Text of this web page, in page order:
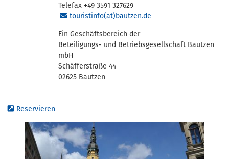
Telefax +49 3591 327629
touristinfo(at)bautzen.de
Ein Geschäftsbereich der
Beteiligungs- und Betriebsgesellschaft Bautzen
mbH
Schäfferstraße 44
02625 Bautzen
Reservieren